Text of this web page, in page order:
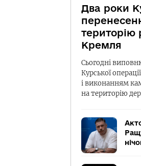
Два роки
територію
Кремля
Сьогодні
Курської
і виконанням
на територію